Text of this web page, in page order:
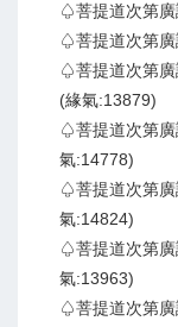
♤菩提道次第
♤菩提道次第
♤菩提道次第廣
(緣氣:13879)
♤菩提道次第廣
氣:14778)
♤菩提道次第廣
氣:14824)
♤菩提道次第廣
氣:13963)
♤菩提道次第